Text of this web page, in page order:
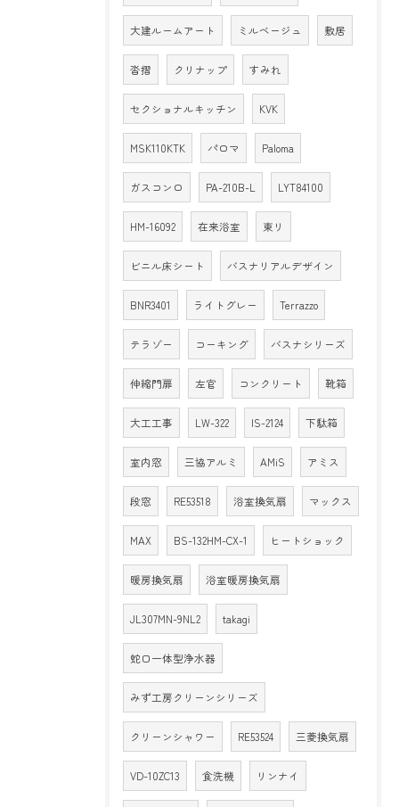
大建ルームアート ミルベージュ 敷居
沓摺 クリナップ すみれ
セクショナルキッチン KVK
MSK110KTK パロマ Paloma
ガスコンロ PA-210B-L LYT84100
HM-16092 在来浴室 東リ
ビニル床シート バスナリアルデザイン
BNR3401 ライトグレー Terrazzo
テラゾー コーキング バスナシリーズ
伸縮門扉 左官 コンクリート 靴箱
大工工事 LW-322 IS-2124 下駄箱
室内窓 三協アルミ AMiS アミス
段窓 RE53518 浴室換気扇 マックス
MAX BS-132HM-CX-1 ヒートショック
暖房換気扇 浴室暖房換気扇
JL307MN-9NL2 takagi
蛇口一体型浄水器
みず工房クリーンシリーズ
クリーンシャワー RE53524 三菱換気扇
VD-10ZC13 食洗機 リンナイ